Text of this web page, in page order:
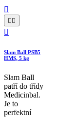

 

Slam Ball PSB5
HMS, 5 kg
Slam Ball
patří do třídy
Medicinbal.
Je to
perfektní